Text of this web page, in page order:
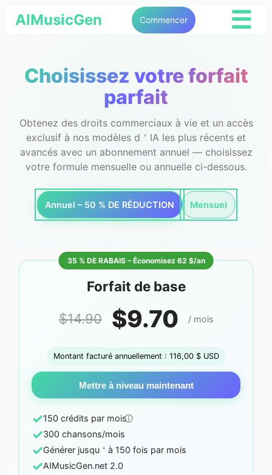
AIMusicGen Commencer ☰
Choisissez votre forfait
parfait
Obtenez des droits commerciaux à vie et un accès
exclusif à nos modèles d＇IA les plus récents et
avancés avec un abonnement annuel — choisissez
votre formule mensuelle ou annuelle ci-dessous.
Annuel – 50 % DE RÉDUCTION Mensuel
35 % DE RABAIS – Économisez 62 $/an
Forfait de base
$14.90 $9.70 / mois
Montant facturé annuellement : 116,00 $ USD
Mettre à niveau maintenant
✓150 crédits par mois
✓300 chansons/mois
✓Générer jusqu＇à 150 fois par mois
✓AIMusicGen.net 2.0